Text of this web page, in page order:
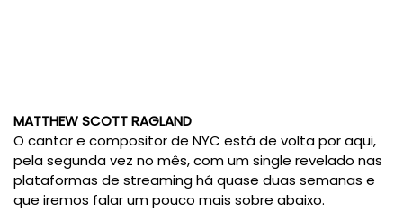
MATTHEW SCOTT RAGLAND
O cantor e compositor de NYC está de volta por aqui,
pela segunda vez no mês, com um single revelado nas
plataformas de streaming há quase duas semanas e
que iremos falar um pouco mais sobre abaixo.